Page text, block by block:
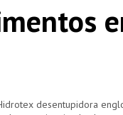
desentupidora